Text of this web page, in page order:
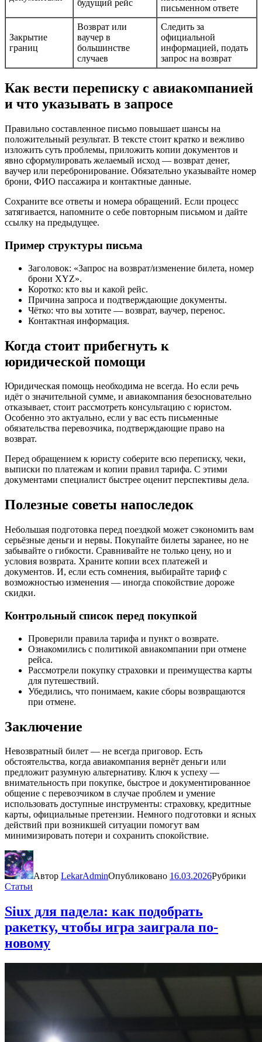
будущий рейс
письменном ответе
Закрытие
границ
Возврат или
ваучер в
большинстве
случаев
Следить за
официальной
информацией, подать
запрос на возврат
Как вести переписку с авиакомпанией
и что указывать в запросе
Правильно составленное письмо повышает шансы на
положительный результат. В тексте стоит кратко и вежливо
изложить суть проблемы, приложить копии документов и
явно сформулировать желаемый исход — возврат денег,
ваучер или перебронирование. Обязательно указывайте номер
брони, ФИО пассажира и контактные данные.
Сохраните все ответы и номера обращений. Если процесс
затягивается, напомните о себе повторным письмом и дайте
ссылку на предыдущее.
Пример структуры письма
Заголовок: «Запрос на возврат/изменение билета, номер
брони XYZ».
Коротко: кто вы и какой рейс.
Причина запроса и подтверждающие документы.
Чётко: что вы хотите — возврат, ваучер, перенос.
Контактная информация.
Когда стоит прибегнуть к
юридической помощи
Юридическая помощь необходима не всегда. Но если речь
идёт о значительной сумме, и авиакомпания безосновательно
отказывает, стоит рассмотреть консультацию с юристом.
Особенно это актуально, если у вас есть письменные
обязательства перевозчика, подтверждающие право на
возврат.
Перед обращением к юристу соберите всю переписку, чеки,
выписки по платежам и копии правил тарифа. С этими
документами специалист быстрее оценит перспективы дела.
Полезные советы напоследок
Небольшая подготовка перед поездкой может сэкономить вам
серьёзные деньги и нервы. Покупайте билеты заранее, но не
забывайте о гибкости. Сравнивайте не только цену, но и
условия возврата. Храните копии всех платежей и
документов. И, если есть сомнения, выбирайте тариф с
возможностью изменения — иногда спокойствие дороже
скидки.
Контрольный список перед покупкой
Проверили правила тарифа и пункт о возврате.
Ознакомились с политикой авиакомпании при отмене
рейса.
Рассмотрели покупку страховки и преимущества карты
для путешествий.
Убедились, что понимаем, какие сборы возвращаются
при отмене.
Заключение
Невозвратный билет — не всегда приговор. Есть
обстоятельства, когда авиакомпания вернёт деньги или
предложит разумную альтернативу. Ключ к успеху —
внимательность при покупке, быстрое и документированное
общение с перевозчиком в случае проблем и умение
использовать доступные инструменты: страховку, кредитные
карты, официальные претензии. Немного подготовки и ясных
действий при возникшей ситуации помогут вам
минимизировать потери и сохранить спокойствие.
Автор LekarAdminОпубликовано 16.03.2026Рубрики
Статьи
Siux для падела: как подобрать
ракетку, чтобы игра заиграла по-
новому